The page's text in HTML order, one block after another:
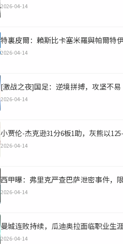
2026-04-14
特裏皮爾：賴斯比卡塞米羅與帕爾特
2026-04-14
[激战之夜]国足：逆境拼搏，攻坚不易
2026-04-14
小贾伦-杰克逊31分6板1助，灰熊以
2026-04-14
西甲曝：弗里克严查巴萨泄密事件，
2026-04-14
曼城连败持续，瓜迪奥拉面临职业生
2026-04-14